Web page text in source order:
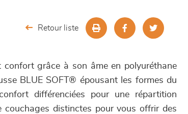
Retour liste
confort grâce à son âme en polyuréthane
BLUE SOFT® épousant les formes du
différenciées pour une répartition
distinctes pour vous offrir des